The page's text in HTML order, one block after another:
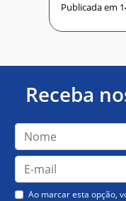
Publicada em
Receba
Ao marcar esta opção,